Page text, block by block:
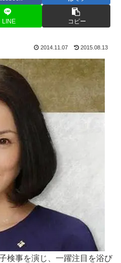
LINE コピー
2014.11.07 2015.08.13
検事を演じ、一躍注目を浴び